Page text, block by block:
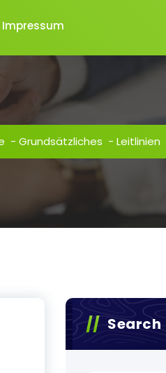
Impressum
- Grundsätzliches - Leitlinien
Search